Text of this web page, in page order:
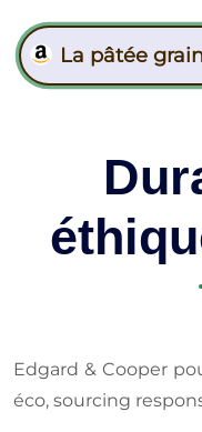
La pâtée
Edgard & Cooper
éco, sourcing